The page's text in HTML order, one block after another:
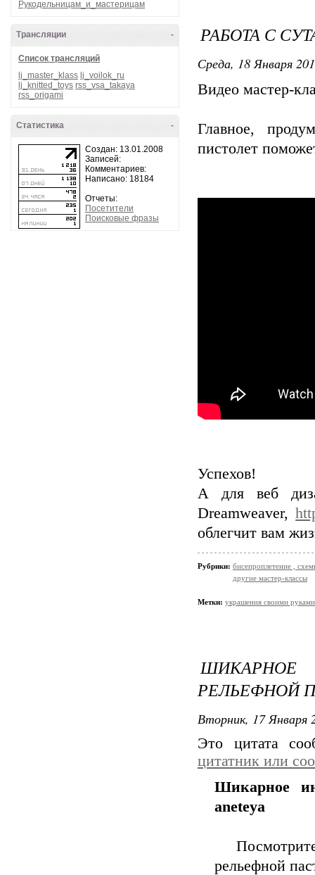
Рукодельницам_и_мастерицам
-
Трансляции
Список трансляций
lj_master_klass lj_voilok_ru
lj_knitted_toys rss_vsa_takaya
rss_origami
-
Статистика
Создан: 13.01.2008
Записей:
Комментариев:
Написано: 18184
Отчеты:
Посетители
Поисковые фразы
РАБОТА С
Среда, 18 Января
Видео мастер-
Главное,
пистолет
Успехов!
А для веб
Dreamweaver,
облегчит вам
Рубрики: бисепроплетение ,
другие мастер-классы
Метки: украшения своими руками
РЕЛЬЕФНОЙ
Вторник, 17 Января
Это цитата
цитатник или
Шикарное
aneteya
рельефной